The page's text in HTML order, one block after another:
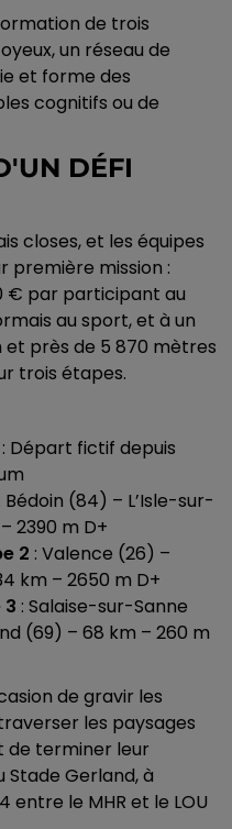
de trois
un réseau de
et forme des
cognitifs ou de
DÉFI
closes, et les équipes
première mission :
€ par participant au
au sport, et à un
près de 5 870 mètres
trois étapes.
: Départ fictif depuis
: Bédoin (84) – L’Isle-sur-
2390 m D+
2 : Valence (26) –
km – 2650 m D+
3 : Salaise-sur-Sanne
(69) – 68 km – 260 m
de gravir les
les paysages
de terminer leur
Gerland, à
entre le MHR et le LOU